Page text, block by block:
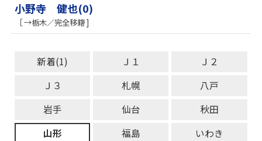
小野寺 健也(0)
［ →栃木／完全移籍 ]
新着(1) Ｊ１
Ｊ２
Ｊ３
札幌
八戸
岩手
仙台
秋田
山形
福島
いわき